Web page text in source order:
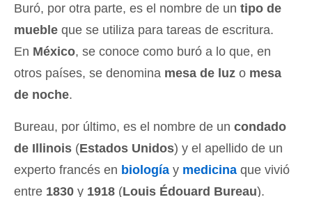
Buró, por otra parte, es el nombre de un tipo de
mueble que se utiliza para tareas de escritura.
En México, se conoce como buró a lo que, en
otros países, se denomina mesa de luz o mesa
de noche.
Bureau, por último, es el nombre de un condado
de Illinois (Estados Unidos) y el apellido de un
experto francés en biología y medicina que vivió
entre 1830 y 1918 (Louis Édouard Bureau).